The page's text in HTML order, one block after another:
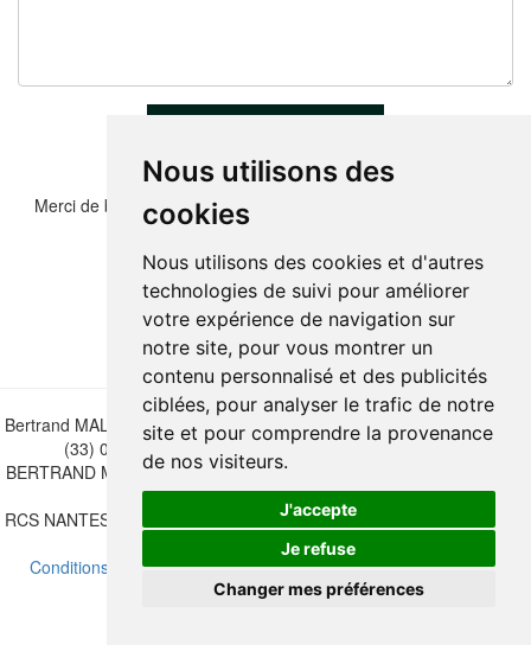
Nous utilisons des
cookies
Nous utilisons des cookies et d'autres
technologies de suivi pour améliorer
votre expérience de navigation sur
notre site, pour vous montrer un
contenu personnalisé et des publicités
ciblées, pour analyser le trafic de notre
site et pour comprendre la provenance
de nos visiteurs.
J'accepte
Je refuse
Changer mes préférences
Merci de bien vouloir recopier les chiffres et lettre ci-dessous :
Bertrand MALVAUX - 22 rue Crébillon, 44000 Nantes - FRANCE - Tél.
(33) 02 40 733 600 — bertrand.malvaux@wanadoo.fr
BERTRAND MALVAUX - ÉDITIONS DU CANONNIER SARL au capital
de 47.000 EUROS
RCS NANTES B 442 295 077 - N° INTRACOMMUNAUTAIRE CEE FR
30 442 295 077
Conditions de vente-Mettre à jour vos préférences de cookies